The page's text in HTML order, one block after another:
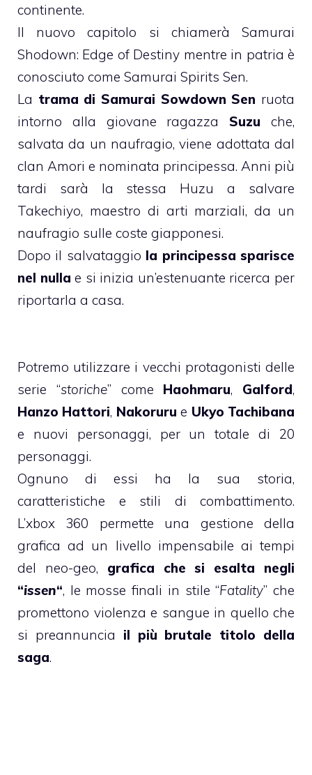
continente.
Il nuovo capitolo si chiamerà Samurai
Shodown: Edge of Destiny mentre in patria è
conosciuto come Samurai Spirits Sen.
La trama di Samurai Sowdown Sen ruota
intorno alla giovane ragazzaSuzuche,
salvata da un naufragio, viene adottata dal
clan Amori e nominata principessa. Anni più
tardi sarà la stessa Huzu a salvare
Takechiyo, maestro di arti marziali, da un
naufragio sulle coste giapponesi.
Dopo il salvataggio la principessa sparisce
nel nulla e si inizia un’estenuante ricerca per
riportarla a casa.
Potremo utilizzare i vecchi protagonisti delle
serie “storiche” come Haohmaru, Galford,
Hanzo Hattori, Nakorurue Ukyo Tachibana
e nuovi personaggi, per un totale di 20
personaggi.
Ognuno di essi ha la sua storia,
caratteristiche e stili di combattimento.
L’xbox 360 permette una gestione della
grafica ad un livello impensabile ai tempi
del neo-geo, grafica che si esalta negli
“issen“, le mosse finali in stile “Fatality” che
promettono violenza e sangue in quello che
si preannuncia il più brutale titolo della
saga.